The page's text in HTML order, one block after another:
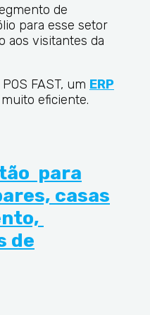
de
para esse setor
aos visitantes da
FAST, um ERP
eficiente.
para
casas
de